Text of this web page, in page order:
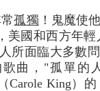
孤獨 ！鬼魔使
美國和西方年
所面臨大多數
曲，"孤單的
Carole King）